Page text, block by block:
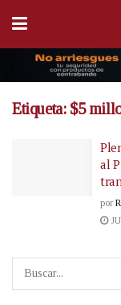
Etiqueta: $5
al
por